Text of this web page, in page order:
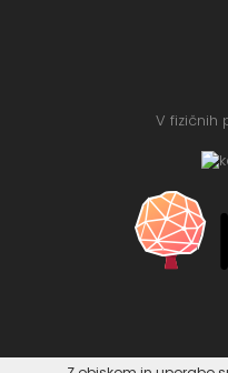
V fizičnih